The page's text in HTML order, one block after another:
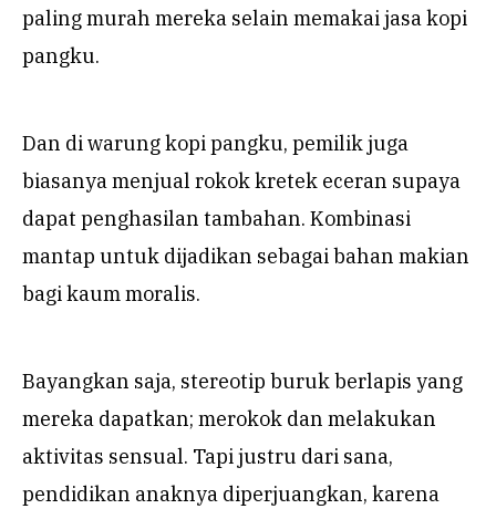
paling murah mereka selain memakai jasa kopi
pangku.
Dan di warung kopi pangku, pemilik juga
biasanya menjual rokok kretek eceran supaya
dapat penghasilan tambahan. Kombinasi
mantap untuk dijadikan sebagai bahan makian
bagi kaum moralis.
Bayangkan saja, stereotip buruk berlapis yang
mereka dapatkan; merokok dan melakukan
aktivitas sensual. Tapi justru dari sana,
pendidikan anaknya diperjuangkan, karena